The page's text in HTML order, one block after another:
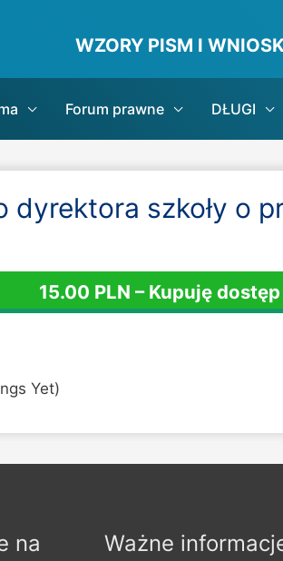
WZORY PISM I
Forum prawne DŁUGI
dyrektora szkoły o
15.00 PLN – Kupuję
Yet)
na
Ważne